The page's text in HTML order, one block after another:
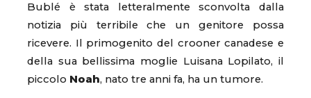
Bublé è stata letteralmente sconvolta dalla
notizia più terribile che un genitore possa
ricevere. Il primogenito del crooner canadese e
della sua bellissima moglie Luisana Lopilato, il
piccolo Noah, nato tre anni fa, ha un tumore.